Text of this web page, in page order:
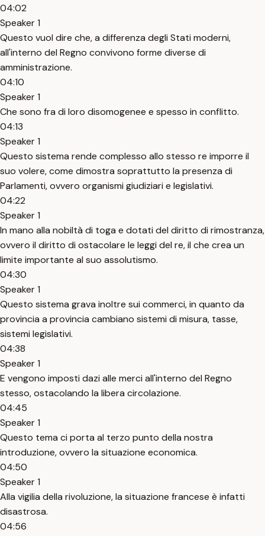
04:02
Speaker 1
Questo vuol dire che, a differenza degli Stati moderni,
all'interno del Regno convivono forme diverse di
amministrazione.
04:10
Speaker 1
Che sono fra di loro disomogenee e spesso in conflitto.
04:13
Speaker 1
Questo sistema rende complesso allo stesso re imporre il
suo volere, come dimostra soprattutto la presenza di
Parlamenti, ovvero organismi giudiziari e legislativi.
04:22
Speaker 1
In mano alla nobiltà di toga e dotati del diritto di rimostranza,
ovvero il diritto di ostacolare le leggi del re, il che crea un
limite importante al suo assolutismo.
04:30
Speaker 1
Questo sistema grava inoltre sui commerci, in quanto da
provincia a provincia cambiano sistemi di misura, tasse,
sistemi legislativi.
04:38
Speaker 1
E vengono imposti dazi alle merci all'interno del Regno
stesso, ostacolando la libera circolazione.
04:45
Speaker 1
Questo tema ci porta al terzo punto della nostra
introduzione, ovvero la situazione economica.
04:50
Speaker 1
Alla vigilia della rivoluzione, la situazione francese è infatti
disastrosa.
04:56